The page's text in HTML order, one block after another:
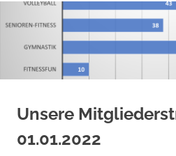
Inhalt
springen
Unsere
01.01.2022